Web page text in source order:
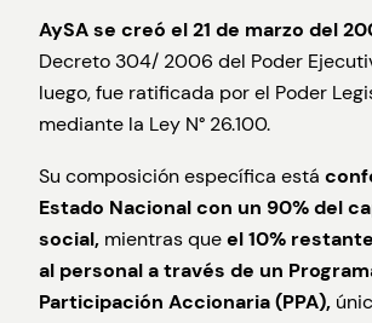
AySAse creó el 21 de marzo del
Decreto 304/ 2006 del Poder
luego, fue ratificada por el Poder
mediante la Ley N° 26.100.
Su composición específica está
Estado Nacional con un 90% del
social, mientras queel 10%
al personal a través de un
Participación Accionaria (PPA),